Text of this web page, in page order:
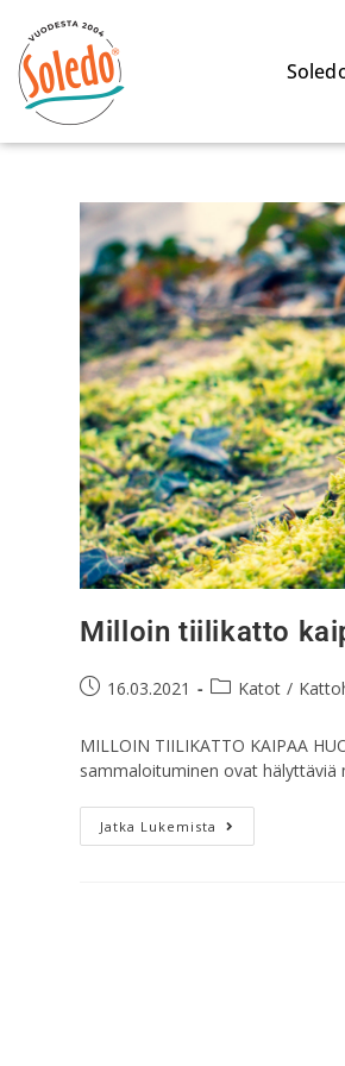
Milloin tiilikatto
16.03.2021 Katot /
MILLOIN TIILIKATTO KAIPAA
sammaloituminen ovat
Jatka Lukemista